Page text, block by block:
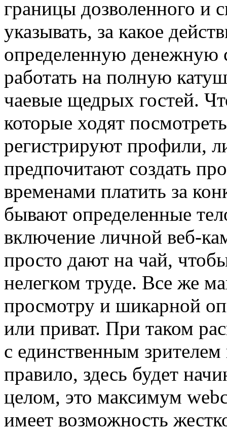
границы дозволенного и
указывать, за какое
определенную денежную
работать на полную
чаевые щедрых гостей.
которые ходят
регистрируют профили,
предпочитают создать
временами платить за
бывают определенные
включение личной веб-
просто дают на чай,
нелегком труде. Все же
просмотру и шикарной
или приват. При таком
с единственным
правило, здесь будет
целом, это максимум
имеет возможность